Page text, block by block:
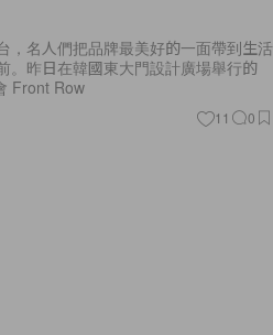
，名人們把品牌最美好的一面帶到生活
。昨日在韓國東大門設計廣場舉行的
Front Row
11 0